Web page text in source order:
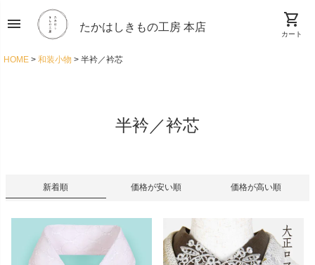
menu たかはしきもの工房 本店 shopping_cart
カート
HOME 和装小物 半衿／衿芯
半衿／衿芯
新着順 価格が安い順 価格が高い順